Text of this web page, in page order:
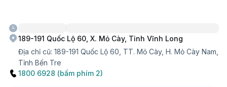
189-191 Quốc Lộ 60, X. Mỏ Cày, Tỉnh Vĩnh Long
Địa chỉ cũ: 189-191 Quốc Lộ 60, TT. Mỏ Cày, H. Mỏ Cày Nam,
Tỉnh Bến Tre
1800 6928 (bấm phím 2)